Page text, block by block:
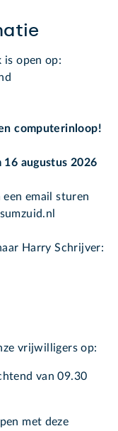
is open op:
computerinloop!
augustus 2026
een email sturen
Harry Schrijver:
vrijwilligers op:
van 09.30
met deze